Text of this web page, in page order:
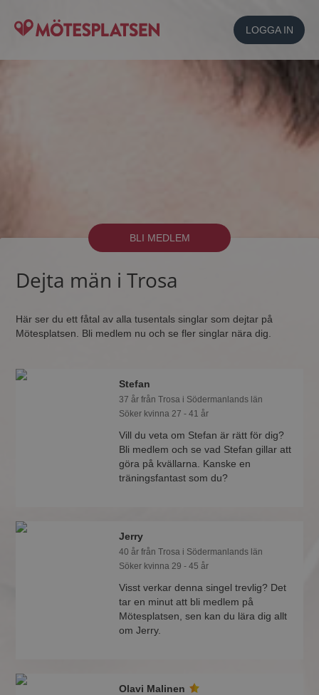
LOGGA IN
BLI MEDLEM
Dejta män i Trosa
Här ser du ett fåtal av alla tusentals singlar som dejtar på
Mötesplatsen. Bli medlem nu och se fler singlar nära dig.
Stefan
37 år från Trosa i Södermanlands län
Söker kvinna 27 - 41 år
Vill du veta om Stefan är rätt för dig?
Bli medlem och se vad Stefan gillar att
göra på kvällarna. Kanske en
träningsfantast som du?
Jerry
40 år från Trosa i Södermanlands län
Söker kvinna 29 - 45 år
Visst verkar denna singel trevlig? Det
tar en minut att bli medlem på
Mötesplatsen, sen kan du lära dig allt
om Jerry.
Olavi Malinen